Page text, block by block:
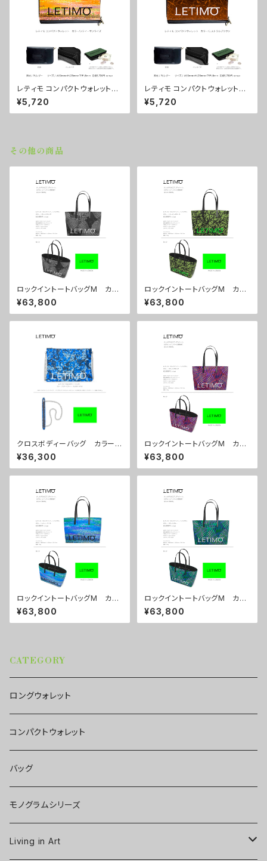
レティモ コンパクトウォレット
カラー/シティーサンライズ ■
配送まで3週間
¥5,720
レティモ コンパクトウォレット
カラー/ミストラルブラウン ■
配送まで3週間
¥5,720
その他の商品
ロックイントートバッグM カラ
ー/センスブラック ■配送まで
約１か月
¥63,800
ロックイントートバッグM カラ
ー/ブレインズカーキ ■配送ま
で約１か月
¥63,800
クロスボディーバッグ カラー/
プロポーズブルー ■配送まで
約１か月
¥36,300
ロックイントートバッグM カラ
ー/センスマゼンダ ■配送まで
約１か月
¥63,800
ロックイントートバッグM カラ
ー/シティーナイト ■配送まで
約１か月
¥63,800
ロックイントートバッグM カラ
ー/センスブルー ■配送まで約
１か月
¥63,800
CATEGORY
ロングウォレット
コンパクトウォレット
バッグ
モノグラムシリーズ
Living in Art